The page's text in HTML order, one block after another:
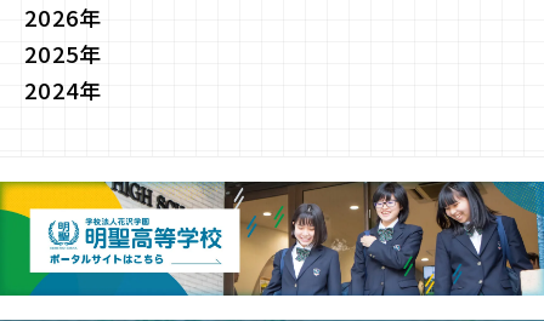
2026年
2025年
2024年